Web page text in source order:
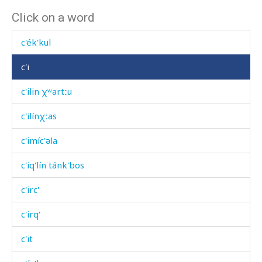
Click on a word
c'égʷdut
c'ék'kul
c'i
c'ilin χʷartːu
c'ilínχːas
c'imíc'əla
c'iq'lín tánk'bos
c'irc'
c'irq'
c'it